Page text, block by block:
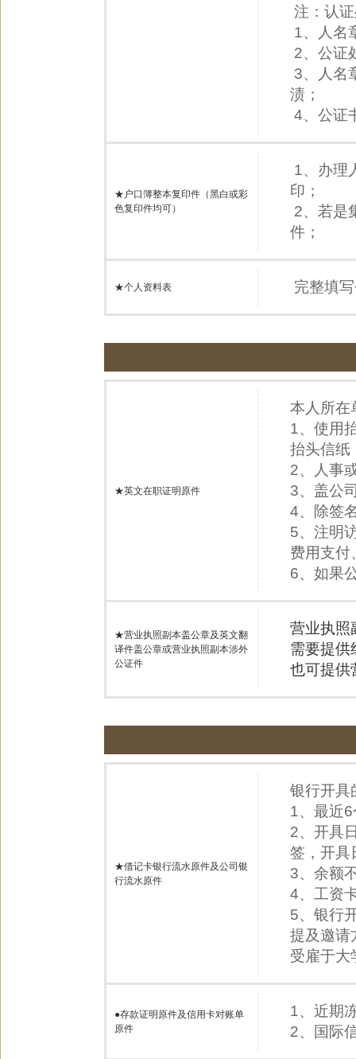
注：认
1、人名
2、公证
3、人名
渍；
4、公证
★户口簿整本复印件（黑白或彩
色复印件均可）
1、办理
印；
2、若是
件；
★个人资料表 完整填
★英文在职证明原件
本人所在
1、使用
抬头信纸
2、人事
3、盖公
4、除签
5、注明
费用支付
6、如果
★营业执照副本盖公章及英文翻
译件盖公章或营业执照副本涉外
公证件
营业执照
需要提供
也可提供
★借记卡银行流水原件及公司银
行流水原件
银行开具
1、最近
2、开具
签，开具
3、余额
4、工资
5、银行
提及邀请
受雇于大
●存款证明原件及信用卡对账单
原件
1、近期
2、国际